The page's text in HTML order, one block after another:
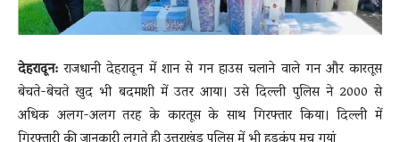
देहरादून: राजधानी देहरादून में शान से गन हाउस चलाने वाले गन और कारतूस
बेचते-बेचते खुद भी बदमाशी में उतर आया। उसे दिल्ली पुलिस ने 2000 से
अधिक अलग-अलग तरह के कारतूस के साथ गिरफ्तार किया। दिल्ली में